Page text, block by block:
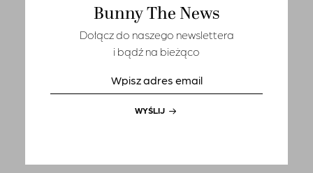
Bunny The News
Dołącz do naszego newslettera
i bądź na bieżąco
WYŚLIJ
Marynarki i kamizelki